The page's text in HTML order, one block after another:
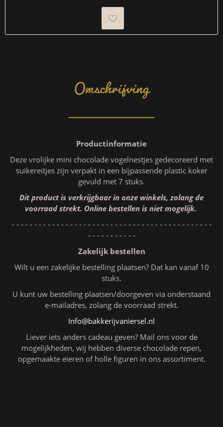
Omschrijving
Productinformatie
Deze vrolijke mini chocolade vogelnestjes gedecoreerd met
suikereitjes zijn verpakt in een bijpassende plastic koker
gevuld met 7 stuks.
Dit product is verkrijgbaar in onze winkels, zolang de
voorraad strekt. Online bestellen is niet mogelijk.
- - - - - - - - - - - - - - - - - - - - - - - - - - - - - - - - - - - - - - - - - - - - -
- - - - - - - - - - -
Zakelijk bestellen
Wilt u een zakelijke bestelling plaatsen? Dat kan vanaf 10
stuks.
U kunt uw bestelling plaatsen/doorgeven via onderstaand
e-mailadres, zolang de voorraad strekt.
Info@bakkerijvaniersel.nl
Liever iets anders cadeau geven? Mail ons voor de
mogelijkheden, wij hebben diverse chocolade repen,
opgemaakte eieren of holle figuren in ons assortiment.